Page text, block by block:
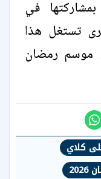
في
تستغل هذا
موسم رمضان
كلاي